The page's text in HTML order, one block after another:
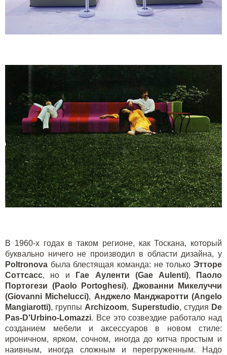
В 1960-х годах в таком регионе, как Тоскана, который
буквально ничего не производил в области дизайна, у
Poltronova была блестящая команда: не толькоЭтторе
Соттсасс, но и Гае Ауленти (Gae Aulenti),
Паоло
Портогези (Paolo Portoghesi), Джованни Микелуччи
(Giovanni Michelucci), Анджело Манджаротти (Angelo
Mangiarotti), группы Archizoom, Superstudio, студия De
Pas-D'Urbino-Lomazzi. Все это созвездие работало над
созданием мебели и аксессуаров в новом стиле:
ироничном, ярком, сочном, иногда до китча простым и
наивным, иногда сложным и перегруженным. Надо